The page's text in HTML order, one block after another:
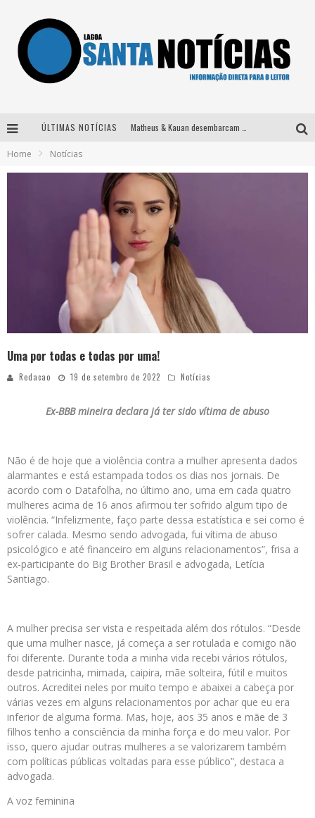
ÚLTIMAS NOTÍCIAS
Home Notícias
Uma por todas e todas por uma!
Redacao 19 de setembro de 2022 Notícias
Ex-BBB mineira declara já ter sido vítima de abuso
Não é de hoje que a violência contra a mulher apresenta dados
alarmantes e está estampada todos os dias nos jornais. De
acordo com o Datafolha, no último ano, uma em cada quatro
mulheres acima de 16 anos afirmou ter sofrido algum tipo de
violência. “Infelizmente, faço parte dessa estatística e sei como é
sofrer calada. Mesmo sendo advogada, fui vítima de abuso
psicológico e até financeiro em alguns relacionamentos”, frisa a
ex-participante do Big Brother Brasil e advogada, Letícia
Santiago.
A mulher precisa ser vista e respeitada além dos rótulos. “Desde
que uma mulher nasce, já começa a ser rotulada e comigo não
foi diferente. Durante toda a minha vida recebi vários rótulos,
desde patricinha, mimada, caipira, mãe solteira, fútil e muitos
outros. Acreditei neles por muito tempo e abaixei a cabeça por
várias vezes em alguns relacionamentos por achar que eu era
inferior de alguma forma. Mas, hoje, aos 35 anos e mãe de 3
filhos tenho a consciência da minha força e do meu valor. Por
isso, quero ajudar outras mulheres a se valorizarem também
com políticas públicas voltadas para esse público”, destaca a
advogada.
A voz feminina